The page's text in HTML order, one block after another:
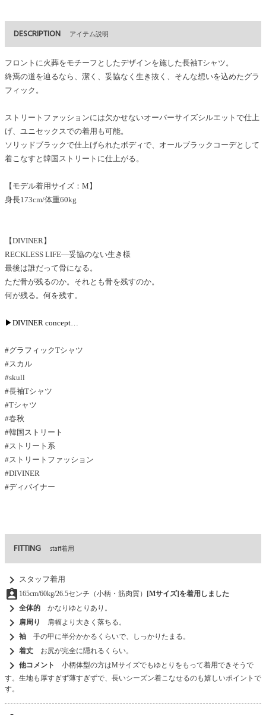
DESCRIPTION アイテム説明
フロントに火葬をモチーフとしたデザインを施した長袖Tシャツ。
終焉の道を辿るなら、潔く、妥協なく生き抜く、そんな想いを込めたグラ
フィック。
ストリートファッションには欠かせないオーバーサイズシルエットで仕上
げ、ユニセックスでの着用も可能。
ソリッドブラックで仕上げられたボディで、オールブラックコーデとして
着こなすと韓国ストリートに仕上がる。
【モデル着用サイズ：M】
身長173cm/体重60kg
【DIVINER】
RECKLESS LIFE―妥協のない生き様
最後は誰だって骨になる。
ただ骨が残るのか。それとも骨を残すのか。
何が残る。何を残す。
▶DIVINER concept…
#グラフィックTシャツ
#スカル
#skull
#長袖Tシャツ
#Tシャツ
#春秋
#韓国ストリート
#ストリート系
#ストリートファッション
#DIVINER
#ディバイナー
FITTING staff着用
chevron_right スタッフ着用
assignment_ind 165cm/60kg/26.5センチ（小柄・筋肉質） [Mサイズ]を着用しました
chevron_right 全体的 かなりゆとりあり。
chevron_right 肩周り 肩幅より大きく落ちる。
chevron_right 袖 手の甲に半分かかるくらいで、しっかりたまる。
chevron_right 着丈 お尻が完全に隠れるくらい。
chevron_right 他コメント 小柄体型の方はMサイズでもゆとりをもって着用できそうで
す。生地も厚すぎず薄すぎずで、長いシーズン着こなせるのも嬉しいポイントで
す。